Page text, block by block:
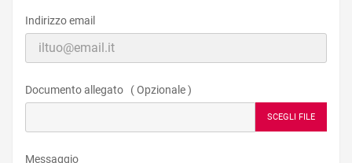
Indirizzo email
Documento allegato ( Opzionale )
SCEGLI FILE
Messaggio